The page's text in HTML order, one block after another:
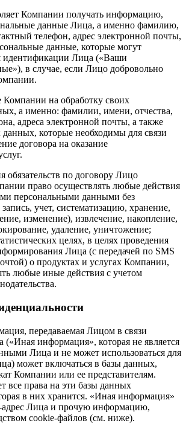
Компании получать информацию,
данные Лица, а именно фамилию,
телефон, адрес электронной почты,
данные, которые могут
идентификации Лица («Ваши
в случае, если Лицо добровольно
Компании на обработку своих
а именно: фамилии, имени, отчества,
адреса электронной почты, а также
данных, которые необходимы для связи
договора на оказание
обязательств по договору Лицо
право осуществлять любые действия
персональными данными без
учет, систематизацию, хранение,
изменение), извлечение, накопление,
удаление, уничтожение;
целях, в целях проведения
Лица (с передачей по SMS
о продуктах и услугах Компании,
любые иные действия с учетом
передаваемая Лицом в связи
(«Иная информация», которая не является
Лица и не может использоваться для
может включаться в базы данных,
Компании или ее представителям.
все права на эти базы данных
в них хранится. «Иная информация»
адрес Лица и прочую информацию,
cookie-файлов (см. ниже).